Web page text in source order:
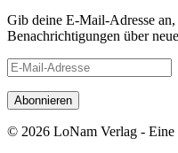
Gib deine E-Mail-Adresse
Benachrichtigungen über
E-
Adresse
© 2026 LoNam Verlag - Eine